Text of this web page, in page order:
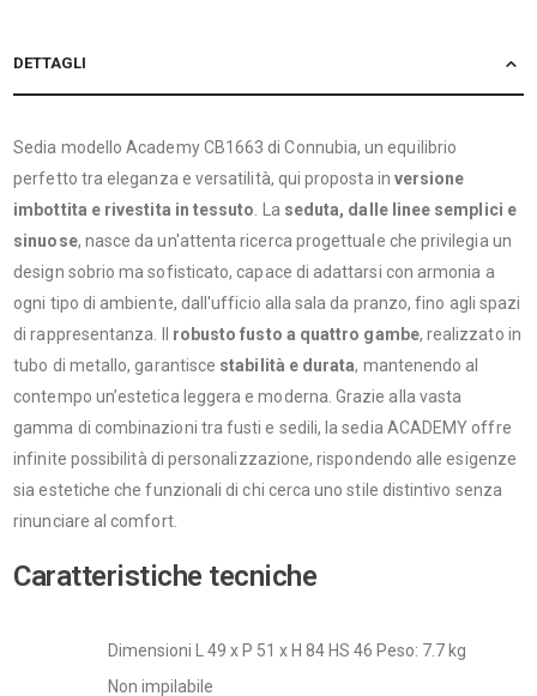
DETTAGLI
Sedia modello Academy CB1663 di Connubia, un equilibrio
perfetto tra eleganza e versatilità, qui proposta in versione
imbottita e rivestita in tessuto. La seduta, dalle linee semplici e
sinuose, nasce da un'attenta ricerca progettuale che privilegia un
design sobrio ma sofisticato, capace di adattarsi con armonia a
ogni tipo di ambiente, dall'ufficio alla sala da pranzo, fino agli spazi
di rappresentanza. Il robusto fusto a quattro gambe, realizzato in
tubo di metallo, garantisce stabilità e durata, mantenendo al
contempo un’estetica leggera e moderna. Grazie alla vasta
gamma di combinazioni tra fusti e sedili, la sedia ACADEMY offre
infinite possibilità di personalizzazione, rispondendo alle esigenze
sia estetiche che funzionali di chi cerca uno stile distintivo senza
rinunciare al comfort.
Caratteristiche tecniche
Dimensioni L 49 x P 51 x H 84 HS 46 Peso: 7.7 kg
Non impilabile